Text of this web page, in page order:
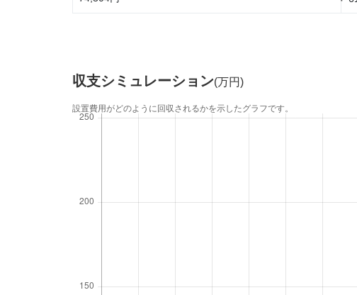
収支シミュレーション(万円)
設置費用がどのように回収されるかを示したグラフです。